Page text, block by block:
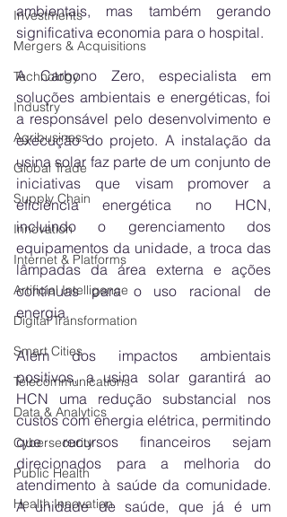
Investments
Mergers & Acquisitions
Technology
Industry
Agribusiness
Global Trade
Supply Chain
Innovation
Internet & Platforms
Artificial Intelligence
Digital Transformation
Smart Cities
Telecommunications
Data & Analytics
Cybersecurity
Public Health
Health Innovation
ambientais, mas também gerando
significativa economia para o hospital.
A Carbono Zero, especialista em
soluções ambientais e energéticas, foi
a responsável pelo desenvolvimento e
execução do projeto. A instalação da
usina solar faz parte de um conjunto de
iniciativas que visam promover a
eficiência energética no HCN,
incluindo o gerenciamento dos
equipamentos da unidade, a troca das
lâmpadas da área externa e ações
contínuas para o uso racional de
energia.
Além dos impactos ambientais
positivos, a usina solar garantirá ao
HCN uma redução substancial nos
custos com energia elétrica, permitindo
que recursos financeiros sejam
direcionados para a melhoria do
atendimento à saúde da comunidade.
A unidade de saúde, que já é um